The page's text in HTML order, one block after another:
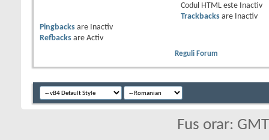
Codul HTML este
Inactiv
Trackbacksare
Inactiv
Pingbacks are
Inactiv
Refbacks are Activ
Reguli Forum
Fus orar: